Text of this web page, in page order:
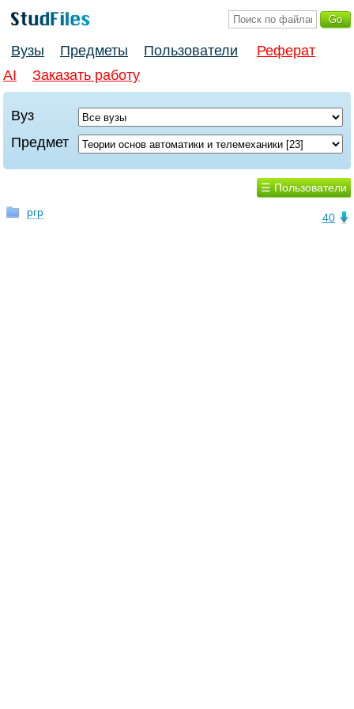
Вузы Предметы Пользователи
Реферат
AI
Заказать работу
Вуз
Предмет
☰ Пользователи
40
ргр